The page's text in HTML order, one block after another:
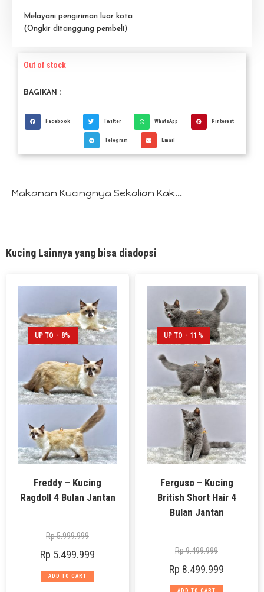
Melayani pengiriman luar kota
(Ongkir ditanggung pembeli)
Out of stock
BAGIKAN :
Facebook Twitter WhatsApp Pinterest
Telegram Email
Makanan Kucingnya Sekalian Kak...
Kucing Lainnya yang bisa diadopsi
UP TO - 8%
Freddy – Kucing
Ragdoll 4 Bulan Jantan
Rp5.999.999
Rp 5.499.999
ADD TO CART
UP TO - 11%
Ferguso – Kucing
British Short Hair 4
Bulan Jantan
Rp9.499.999
Rp 8.499.999
ADD TO CART